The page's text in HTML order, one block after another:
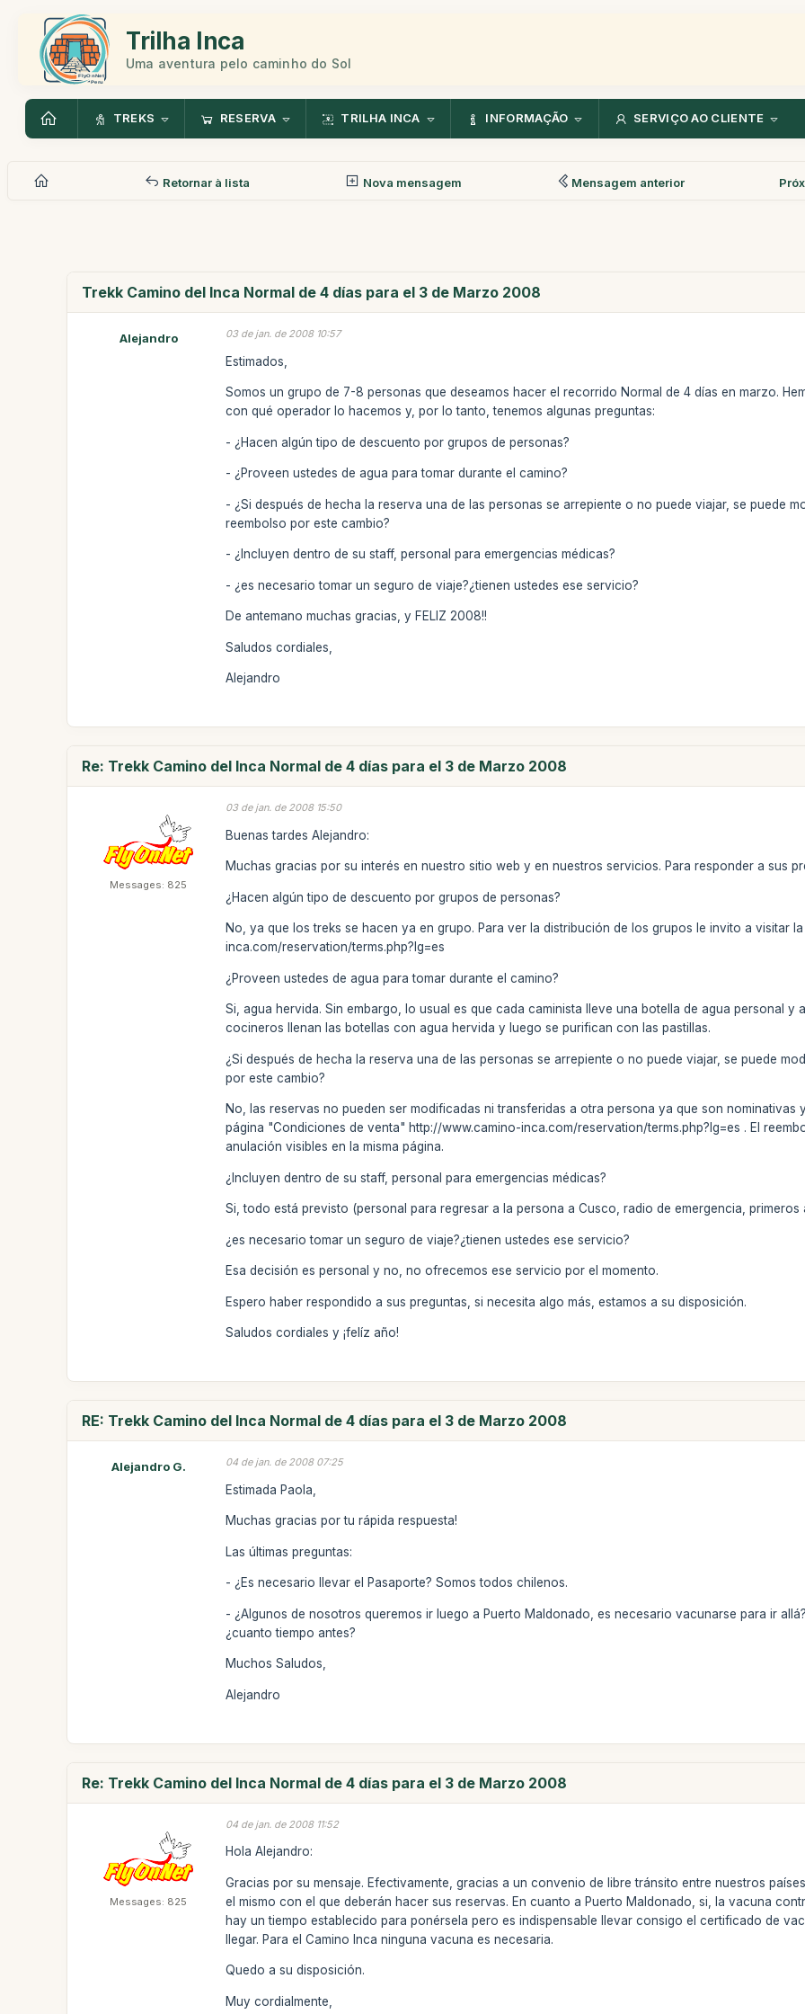
Trilha Inca
Uma aventura pelo caminho do Sol
TREKS RESERVA TRILHA INCA INFORMAÇÃO SERVIÇO AO CLIENTE
Retornar à lista Nova mensagem Mensagem anterior
Trekk Camino del Inca Normal de 4 días para el 3 de Marzo 2008
Alejandro 03 de jan. de 2008 10:57
Estimados,
Somos un grupo de 7-8 personas que deseamos hacer el recorrido Normal de 4 días en marzo.
con qué operador lo hacemos y, por lo tanto, tenemos algunas preguntas:
- ¿Hacen algún tipo de descuento por grupos de personas?
- ¿Proveen ustedes de agua para tomar durante el camino?
- ¿Si después de hecha la reserva una de las personas se arrepiente o no puede viajar, se puede
reembolso por este cambio?
- ¿Incluyen dentro de su staff, personal para emergencias médicas?
- ¿es necesario tomar un seguro de viaje?¿tienen ustedes ese servicio?
De antemano muchas gracias, y FELIZ 2008!!
Saludos cordiales,
Alejandro
Re: Trekk Camino del Inca Normal de 4 días para el 3 de Marzo 2008
Messages: 825
03 de jan. de 2008 15:50
Buenas tardes Alejandro:
Muchas gracias por su interés en nuestro sitio web y en nuestros servicios. Para responder a sus
¿Hacen algún tipo de descuento por grupos de personas?
No, ya que los treks se hacen ya en grupo. Para ver la distribución de los grupos le invito a visitar
inca.com/reservation/terms.php?lg=es
¿Proveen ustedes de agua para tomar durante el camino?
Si, agua hervida. Sin embargo, lo usual es que cada caminista lleve una botella de agua personal
cocineros llenan las botellas con agua hervida y luego se purifican con las pastillas.
¿Si después de hecha la reserva una de las personas se arrepiente o no puede viajar, se puede
por este cambio?
No, las reservas no pueden ser modificadas ni transferidas a otra persona ya que son nominativas
página "Condiciones de venta" http://www.camino-inca.com/reservation/terms.php?lg=es . El
anulación visibles en la misma página.
¿Incluyen dentro de su staff, personal para emergencias médicas?
Si, todo está previsto (personal para regresar a la persona a Cusco, radio de emergencia, primeros
¿es necesario tomar un seguro de viaje?¿tienen ustedes ese servicio?
Esa decisión es personal y no, no ofrecemos ese servicio por el momento.
Espero haber respondido a sus preguntas, si necesita algo más, estamos a su disposición.
Saludos cordiales y ¡felíz año!
RE: Trekk Camino del Inca Normal de 4 días para el 3 de Marzo 2008
Alejandro G. 04 de jan. de 2008 07:25
Estimada Paola,
Muchas gracias por tu rápida respuesta!
Las últimas preguntas:
- ¿Es necesario llevar el Pasaporte? Somos todos chilenos.
- ¿Algunos de nosotros queremos ir luego a Puerto Maldonado, es necesario vacunarse para ir
¿cuanto tiempo antes?
Muchos Saludos,
Alejandro
Re: Trekk Camino del Inca Normal de 4 días para el 3 de Marzo 2008
Messages: 825
04 de jan. de 2008 11:52
Hola Alejandro:
Gracias por su mensaje. Efectivamente, gracias a un convenio de libre tránsito entre nuestros
el mismo con el que deberán hacer sus reservas. En cuanto a Puerto Maldonado, si, la vacuna
hay un tiempo establecido para ponérsela pero es indispensable llevar consigo el certificado de
llegar. Para el Camino Inca ninguna vacuna es necesaria.
Quedo a su disposición.
Muy cordialmente,